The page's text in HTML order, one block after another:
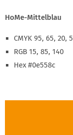
HoMe-Mittelblau
CMYK 95, 65, 20, 5
RGB 15, 85, 140
Hex #0e558c